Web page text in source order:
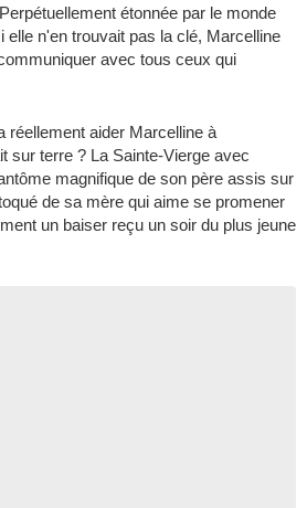
étonnée par le monde
elle n'en trouvait pas la clé, Marcelline
avec tous ceux qui
réellement aider Marcelline à
sur terre ? La Sainte-Vierge avec
magnifique de son père assis sur
de sa mère qui aime se promener
un baiser reçu un soir du plus jeune